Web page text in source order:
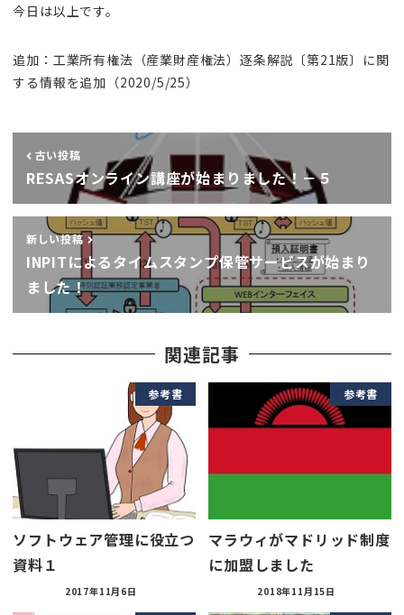
今日は以上です。
追加：工業所有権法（産業財産権法）逐条解説〔第21版〕に関
する情報を追加（2020/5/25）
古い投稿
RESASオンライン講座が始まりました！－５
新しい投稿
INPITによるタイムスタンプ保管サービスが始まり
ました！
関連記事
参考書
ソフトウェア管理に役立つ
資料１
2017年11月6日
参考書
マラウィがマドリッド制度
に加盟しました
2018年11月15日